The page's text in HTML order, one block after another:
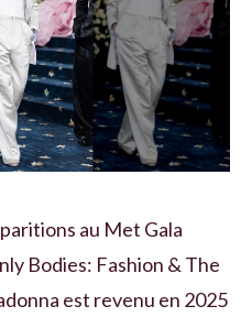
au Met Gala
Bodies: Fashion & The
est revenu en 2025